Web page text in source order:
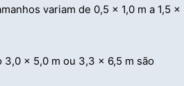
variam de 0,5 x 1,0 m a 1,5 x
× 5,0 m ou 3,3 × 6,5 m são